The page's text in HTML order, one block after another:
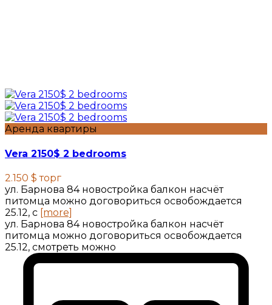
Аренда квартиры
Vera 2150$ 2 bedrooms
2.150 $торг
ул. Барнова 84 новостройка балкон насчёт
питомца можно договориться освобождается
25.12, с [more]
ул. Барнова 84 новостройка балкон насчёт
питомца можно договориться освобождается
25.12, смотреть можно